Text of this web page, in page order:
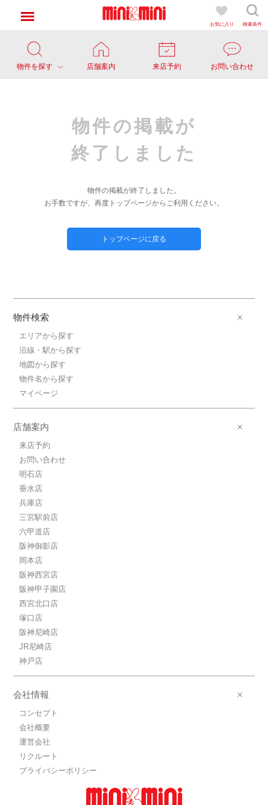
お気に入り 検索条件
物件を探す 店舗案内 来店予約 お問い合わせ
物件の掲載が
終了しました
物件の掲載が終了しました。
お手数ですが、再度トップページからご利用ください。
トップページに戻る
物件検索
エリアから探す
沿線・駅から探す
地図から探す
物件名から探す
マイページ
店舗案内
来店予約
お問い合わせ
明石店
垂水店
兵庫店
三宮駅前店
六甲道店
阪神御影店
岡本店
阪神西宮店
阪神甲子園店
西宮北口店
塚口店
阪神尼崎店
JR尼崎店
神戸店
会社情報
コンセプト
会社概要
運営会社
リクルート
プライバシーポリシー